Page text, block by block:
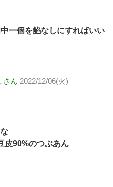
一個を餡なしにすればいい
さん 2022/12/06(火)
皮90%のつぶあん